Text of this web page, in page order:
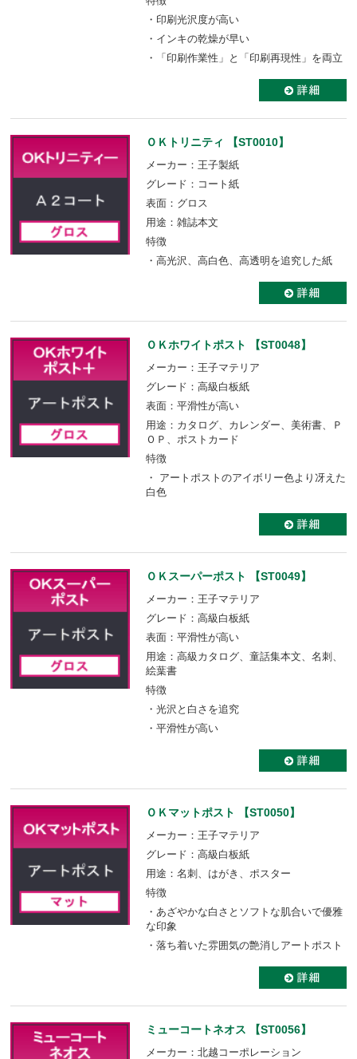
・印刷光沢度が高い
・インキの乾燥が早い
・「印刷作業性」と「印刷再現性」を両立
ＯＫトリニティ 【ST0010】
メーカー：王子製紙
グレード：コート紙
表面：グロス
用途：雑誌本文
特徴
・高光沢、高白色、高透明を追究した紙
ＯＫホワイトポスト 【ST0048】
メーカー：王子マテリア
グレード：高級白板紙
表面：平滑性が高い
用途：カタログ、カレンダー、美術書、Ｐ
ＯＰ、ポストカード
特徴
・ アートポストのアイボリー色より冴えた
白色
ＯＫスーパーポスト 【ST0049】
メーカー：王子マテリア
グレード：高級白板紙
表面：平滑性が高い
用途：高級カタログ、童話集本文、名刺、
絵葉書
特徴
・光沢と白さを追究
・平滑性が高い
ＯＫマットポスト 【ST0050】
メーカー：王子マテリア
グレード：高級白板紙
用途：名刺、はがき、ポスター
特徴
・あざやかな白さとソフトな肌合いで優雅
な印象
・落ち着いた雰囲気の艶消しアートポスト
ミューコートネオス 【ST0056】
メーカー：北越コーポレーション